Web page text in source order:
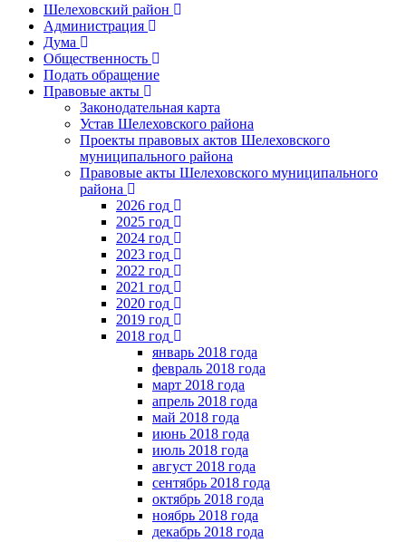
Шелеховский район
Администрация
Дума
Общественность
Подать обращение
Правовые акты
Законодательная карта
Устав Шелеховского района
Проекты правовых актов Шелеховского
муниципального района
Правовые акты Шелеховского муниципального
района
2026 год
2025 год
2024 год
2023 год
2022 год
2021 год
2020 год
2019 год
2018 год
январь 2018 года
февраль 2018 года
март 2018 года
апрель 2018 года
май 2018 года
июнь 2018 года
июль 2018 года
август 2018 года
сентябрь 2018 года
октябрь 2018 года
ноябрь 2018 года
декабрь 2018 года